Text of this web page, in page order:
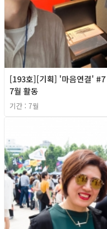
[193호][기획] '마음연결' #7
7월 활동
기간 : 7월